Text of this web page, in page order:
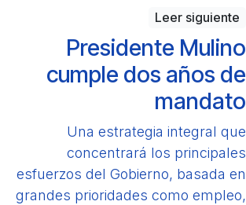
Leer siguiente
Presidente Mulino
cumple dos años de
mandato
Una estrategia integral que
concentrará los principales
esfuerzos del Gobierno, basada en
grandes prioridades como empleo,